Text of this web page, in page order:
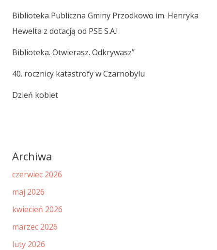
Biblioteka Publiczna Gminy Przodkowo im. Henryka
Hewelta z dotacją od PSE S.A.!
Biblioteka. Otwierasz. Odkrywasz”
40. rocznicy katastrofy w Czarnobylu
Dzień kobiet
Archiwa
czerwiec 2026
maj 2026
kwiecień 2026
marzec 2026
luty 2026